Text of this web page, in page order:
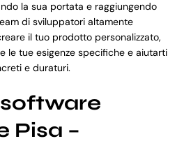
la sua portata e raggiungendo
di sviluppatori altamente
il tuo prodotto personalizzato,
le tue esigenze specifiche e aiutarti
e duraturi.
Pisa –